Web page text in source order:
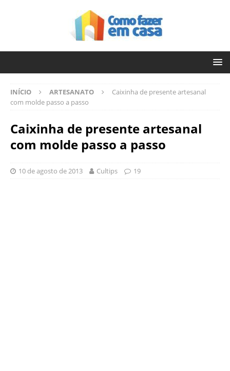
INÍCIO ARTESANATO
Caixinha de presente artesanal
com molde passo a passo
Caixinha de presente artesanal
com molde passo a passo
10 de agosto de 2013 Cultips 19